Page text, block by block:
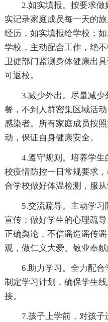
2.如实填报。按要求
实记录家庭成员每一天的
经历，如实填报给学校；
学校，主动配合工作，绝
卫健部门监测身体健康出
可返校。
3.减少外出。尽量减
餐，不到人群密集区域活
感染者。所有家庭成员按
动，保证自身健康安全。
4.遵守规则。培养学
校疫情防控一日常规要求
合学校做好体温检测，服从
5.交流疏导。主动学
宣传；做好学生的心理疏
正确舆论，不信谣造谣传
观，做仁义大爱、敬业奉献
6.助力学习。全力配
制定学习计划，确保学生
接。
7.孩子上学前，对孩